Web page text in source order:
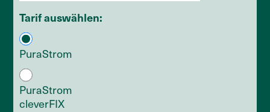
Tarif auswählen:
PuraStrom
PuraStrom
cleverFIX